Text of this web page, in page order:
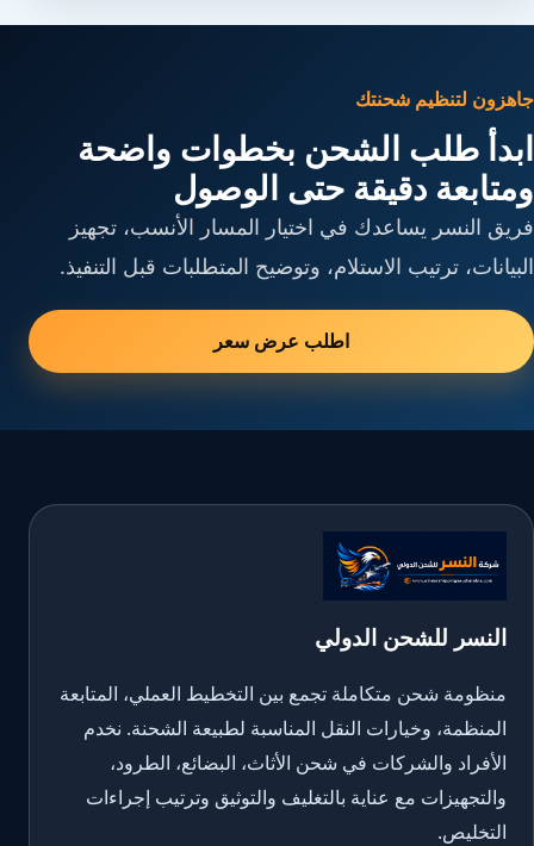
جاهزون لتنظيم شحنتك
ابدأ طلب الشحن بخطوات واضحة
ومتابعة دقيقة حتى الوصول
فريق النسر يساعدك في اختيار المسار الأنسب، تجهيز
البيانات، ترتيب الاستلام، وتوضيح المتطلبات قبل التنفيذ.
اطلب عرض سعر
النسر للشحن الدولي
منظومة شحن متكاملة تجمع بين التخطيط العملي، المتابعة
المنظمة، وخيارات النقل المناسبة لطبيعة الشحنة. نخدم
الأفراد والشركات في شحن الأثاث، البضائع، الطرود،
والتجهيزات مع عناية بالتغليف والتوثيق وترتيب إجراءات
التخليص.